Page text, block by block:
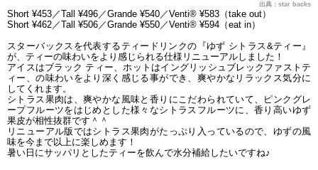
出典：star backs
Short ¥453／Tall ¥496／Grande ¥540／Venti® ¥583（take out）
Short ¥462／Tall ¥506／Grande ¥550／Venti® ¥594（eat in）
スターバックスを代表するティードリンクの『ゆず シトラス&ティー』
が、ティーの味わいをより感じられる仕様リニューアルしました！
アイスはブラック ティー、ホットはイングリッシュブレックファストテ
ィー、の味わいをより深く感じる事ができ、爽やかなリラックス気分に
してくれます。
シトラス果肉は、爽やかな風味と香りにこだわられていて、ピンクグレ
ープフルーツをはじめとした様々なシトラスフルーツに、香り高いゆず
果皮が相性抜群です＾＾
リニューアル版ではシトラス果肉がたっぷり入っているので、ゆずの風
味を今まで以上に楽しめます！
暑い日にサッパリとしたティーを飲んで水分補給したいですね♪